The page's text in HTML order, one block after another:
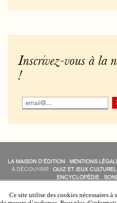
Inscrivez-vous à la
!
LA MAISON D’ÉDITION · MENTIONS
À DÉCOUVRIR : QUIZ ET JEUX
ENCYCLOPÉDIE·
COLLECTIONS :SAMBUC·ÉDISOLUM
AUTRES SITES :COLL.
Ce site utilise des cookies nécessaires